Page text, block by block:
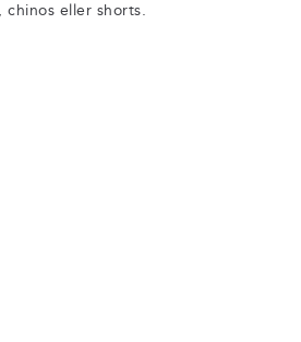
chinos eller shorts.